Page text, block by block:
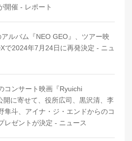
開催 - レポート
ルバム『NEO GEO』、ツアー映
で2024年7月24日に再発決定 - ニュ
コンサート映画『Ryuichi
に寄せて、役所広司、黒沢清、李
隼斗、アイナ・ジ・エンドからのコ
レゼントが決定 - ニュース